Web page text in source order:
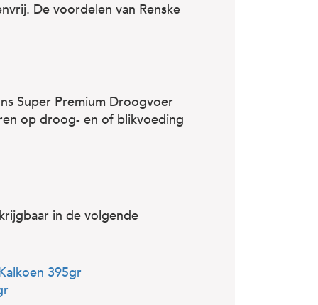
De voordelen van Renske
Super Premium Droogvoer
op droog- en of blikvoeding
in de volgende
395gr